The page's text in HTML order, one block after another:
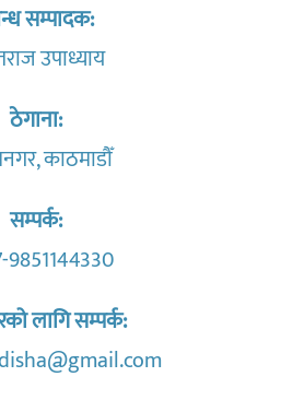
सम्पादक:
उपाध्याय
ठेगाना:
काठमाडौँ
सम्पर्क:
9851144330
लागि सम्पर्क: